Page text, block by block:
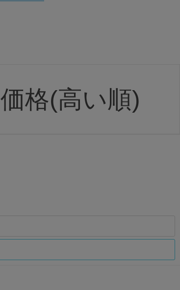
価格(高い順)